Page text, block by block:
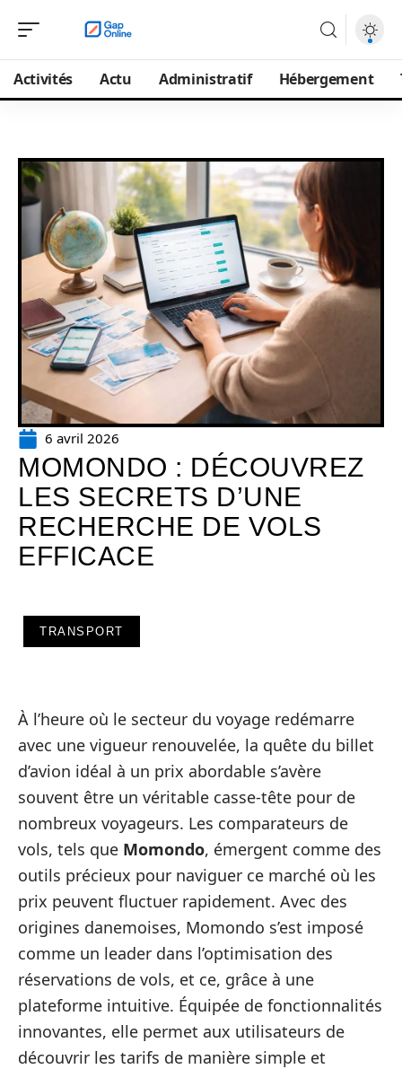
Activités Actu Administratif Hébergement
6 avril 2026
MOMONDO : DÉCOUVREZ
LES SECRETS D’UNE
RECHERCHE DE VOLS
EFFICACE
TRANSPORT
À l’heure où le secteur du voyage redémarre
avec une vigueur renouvelée, la quête du billet
d’avion idéal à un prix abordable s’avère
souvent être un véritable casse-tête pour de
nombreux voyageurs. Les comparateurs de
vols, tels que Momondo, émergent comme des
outils précieux pour naviguer ce marché où les
prix peuvent fluctuer rapidement. Avec des
origines danemoises, Momondo s’est imposé
comme un leader dans l’optimisation des
réservations de vols, et ce, grâce à une
plateforme intuitive. Équipée de fonctionnalités
innovantes, elle permet aux utilisateurs de
découvrir les tarifs de manière simple et